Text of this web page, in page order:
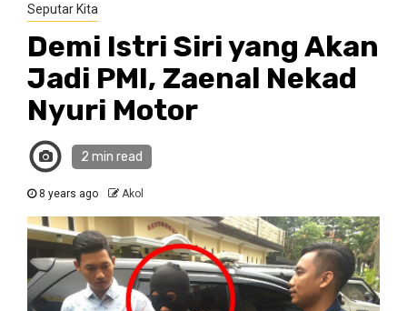
Seputar Kita
Demi Istri Siri yang Akan
Jadi PMI, Zaenal Nekad
Nyuri Motor
2 min read
8 years ago Akol